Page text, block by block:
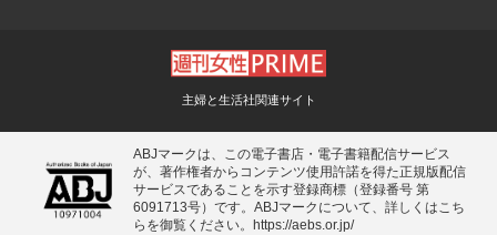
主婦と生活社関連サイト
ABJマークは、この電子書店・電子書籍配信サービス
が、著作権者からコンテンツ使用許諾を得た正規版配信
サービスであることを示す登録商標（登録番号 第
6091713号）です。ABJマークについて、詳しくはこち
らを御覧ください。
https://aebs.or.jp/